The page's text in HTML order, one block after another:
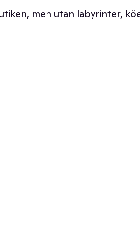
men utan labyrinter,